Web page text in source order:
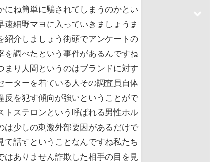
ね簡単に騙されてしまうのかとい
細野マヨに入っていきましょうま
紹介しましょう街頭でアンケートの
を調べたという事件があるんですね
まり人間というのはブランドに対す
ーターを着ている人その調査員自体
反を犯す傾向が強いということがで
トステロンという呼ばれる男性ホル
は少しの刺激外部要因があるだけで
話すということなんですね私たち
ありません詐欺した相手の目を見